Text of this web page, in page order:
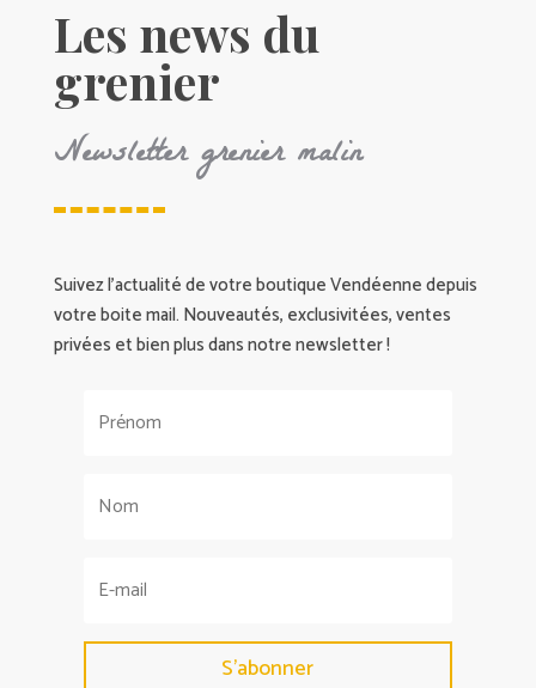
Les news du
grenier
Newsletter grenier malin
Suivez l’actualité de votre boutique Vendéenne depuis
votre boite mail. Nouveautés, exclusivitées, ventes
privées et bien plus dans notre newsletter !
S'abonner